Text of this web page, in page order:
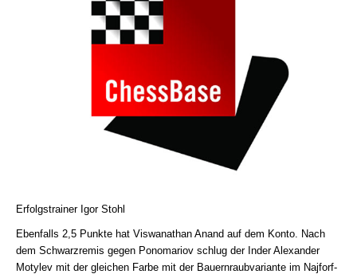
Erfolgstrainer Igor Stohl
Ebenfalls 2,5 Punkte hat Viswanathan Anand auf dem Konto. Nach
dem Schwarzremis gegen Ponomariov schlug der Inder Alexander
Motylev mit der gleichen Farbe mit der Bauernraubvariante im Najforf-